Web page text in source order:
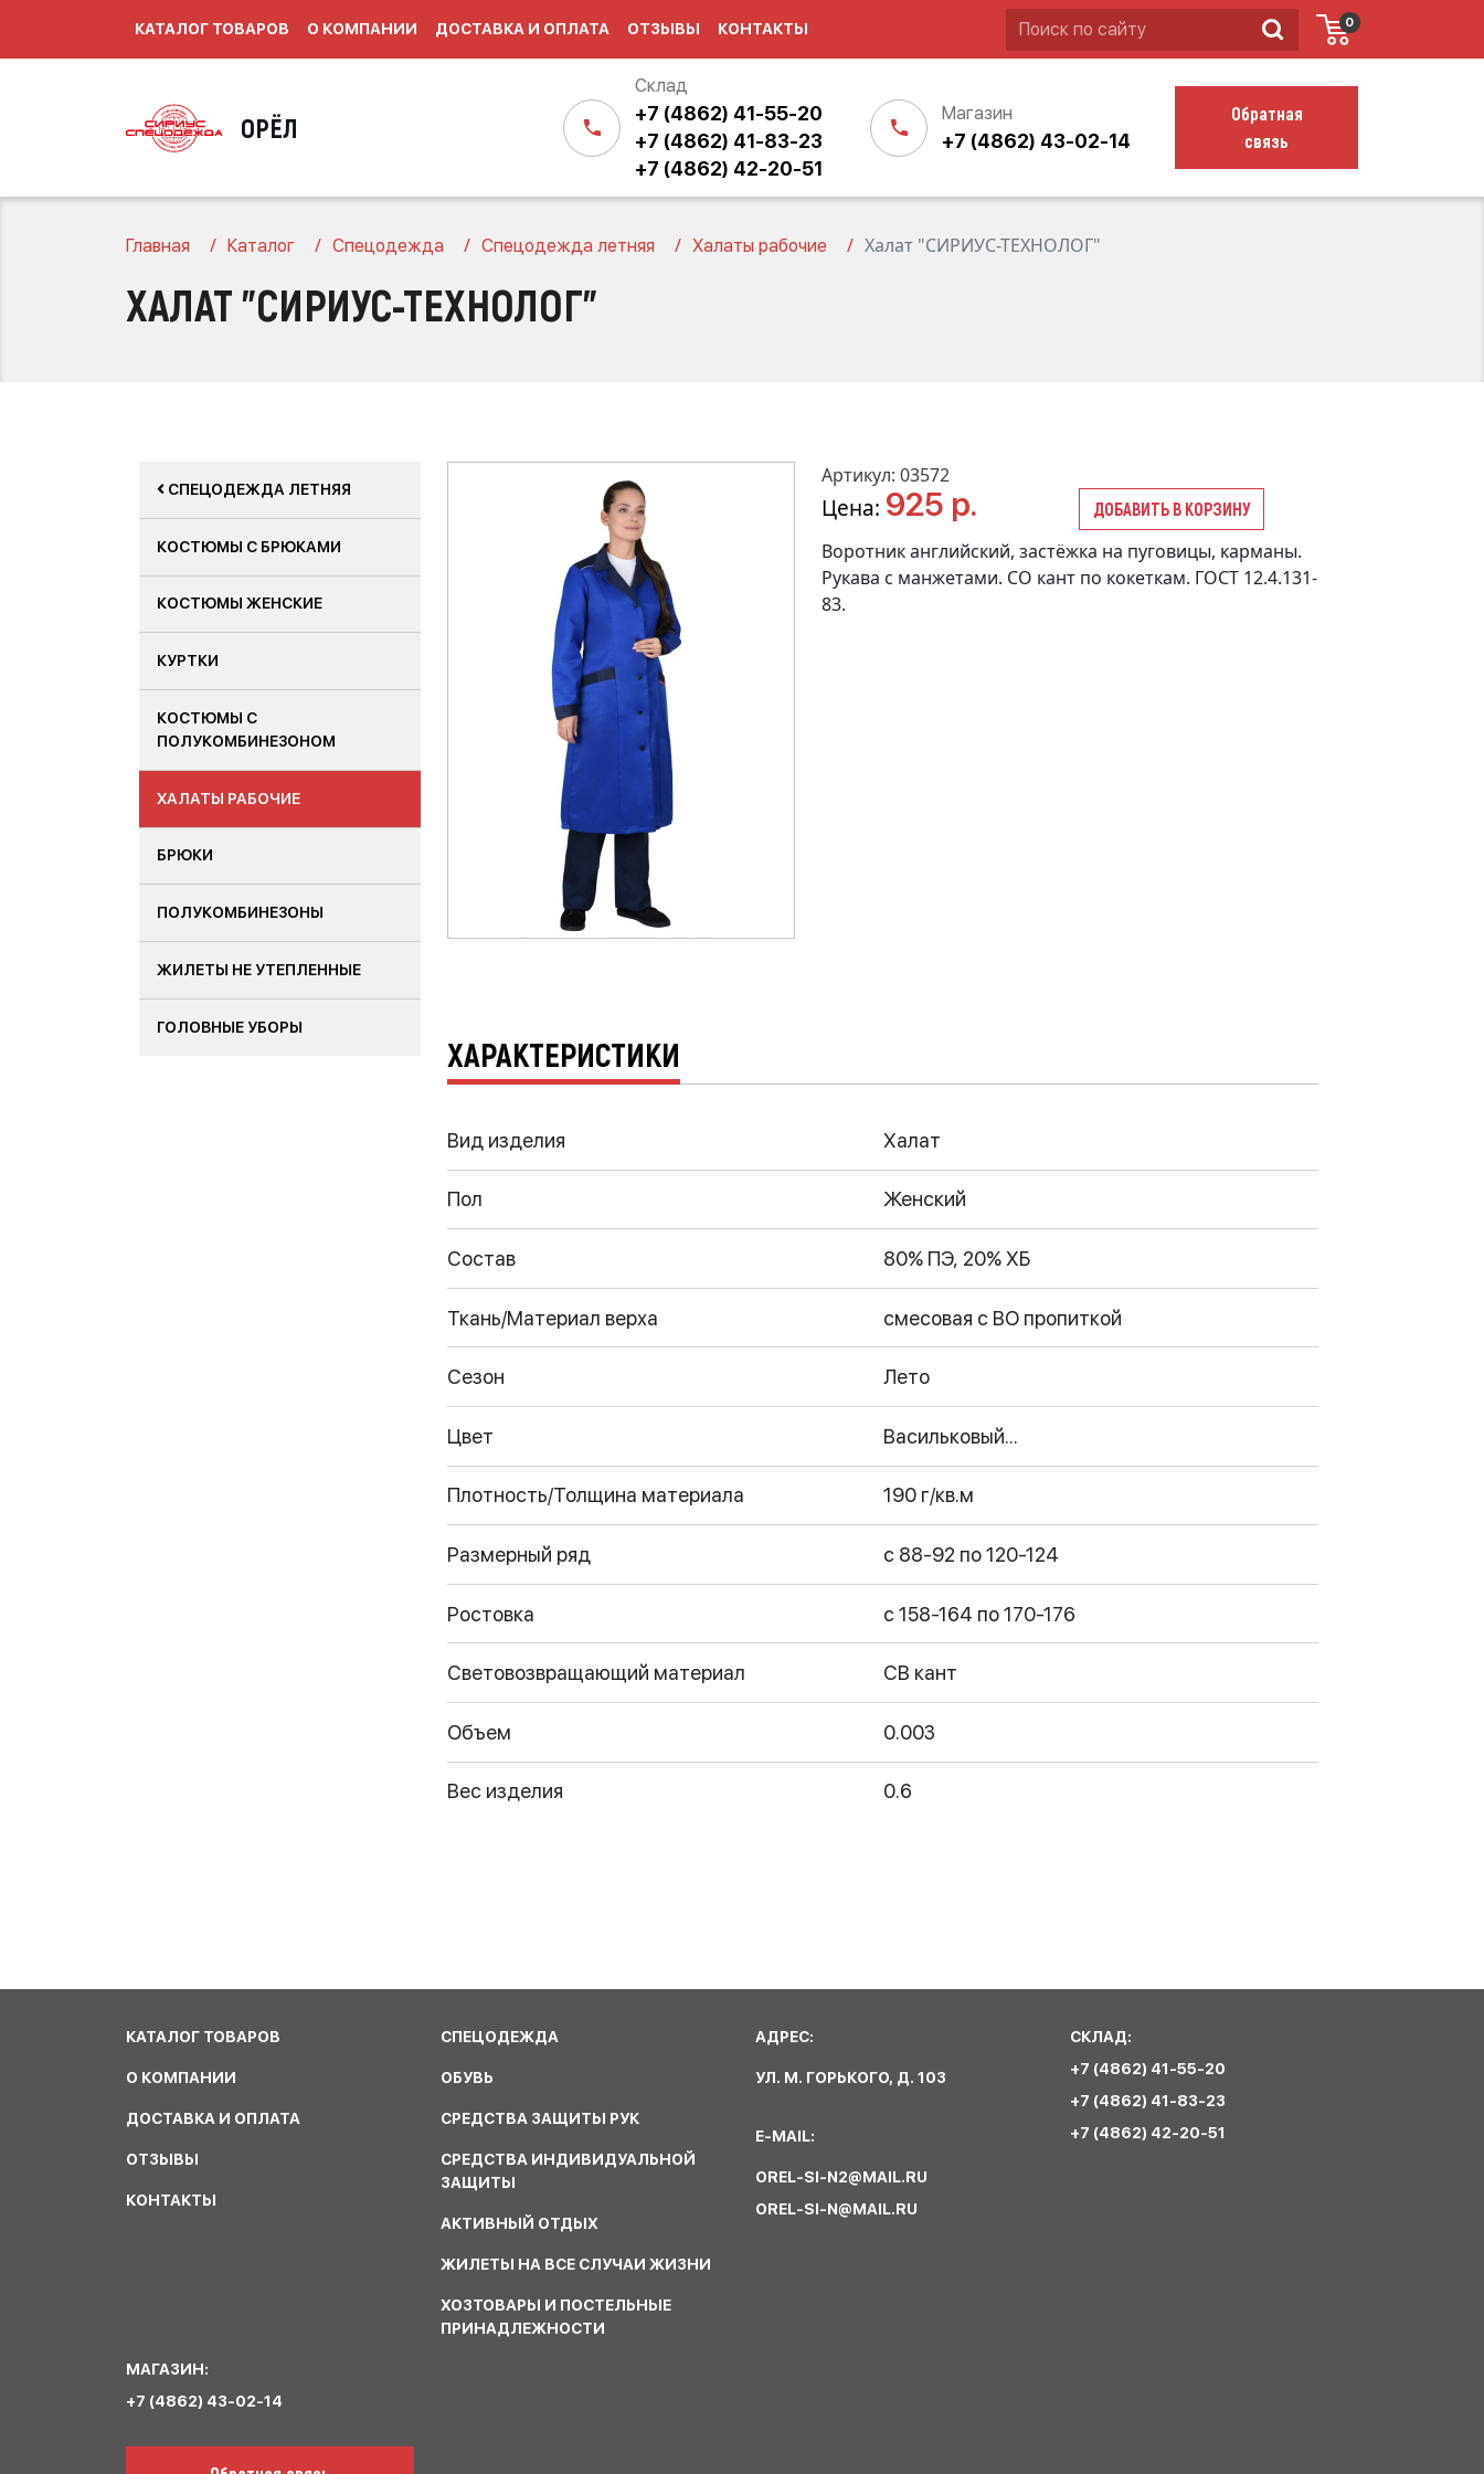
КАТАЛОГ ТОВАРОВ О КОМПАНИИ ДОСТАВКА И ОПЛАТА ОТЗЫВЫ КОНТАКТЫ 0
ОРЁЛ
Склад
+7 (4862) 41-55-20
+7 (4862) 41-83-23
+7 (4862) 42-20-51
Магазин
+7 (4862) 43-02-14
Обратная
связь
Главная Каталог Спецодежда Спецодежда летняя Халаты рабочие Халат "СИРИУС-ТЕХНОЛОГ"
ХАЛАТ "СИРИУС-ТЕХНОЛОГ"
СПЕЦОДЕЖДА ЛЕТНЯЯ
КОСТЮМЫ С БРЮКАМИ
КОСТЮМЫ ЖЕНСКИЕ
КУРТКИ
КОСТЮМЫ С
ПОЛУКОМБИНЕЗОНОМ
ХАЛАТЫ РАБОЧИЕ
БРЮКИ
ПОЛУКОМБИНЕЗОНЫ
ЖИЛЕТЫ НЕ УТЕПЛЕННЫЕ
ГОЛОВНЫЕ УБОРЫ
Артикул: 03572
Цена: 925 р. ДОБАВИТЬ В КОРЗИНУ
Воротник английский, застёжка на пуговицы, карманы.
Рукава с манжетами. СО кант по кокеткам. ГОСТ 12.4.131-
83.
ХАРАКТЕРИСТИКИ
Вид изделия Халат
Пол Женский
Состав 80% ПЭ, 20% ХБ
Ткань/Материал верха смесовая с ВО пропиткой
Сезон Лето
Цвет Васильковый...
Плотность/Толщина материала 190 г/кв.м
Размерный ряд с 88-92 по 120-124
Ростовка с 158-164 по 170-176
Световозвращающий материал СВ кант
Объем 0.003
Вес изделия 0.6
КАТАЛОГ ТОВАРОВ
О КОМПАНИИ
ДОСТАВКА И ОПЛАТА
ОТЗЫВЫ
КОНТАКТЫ
СПЕЦОДЕЖДА
ОБУВЬ
СРЕДСТВА ЗАЩИТЫ РУК
СРЕДСТВА ИНДИВИДУАЛЬНОЙ
ЗАЩИТЫ
АКТИВНЫЙ ОТДЫХ
ЖИЛЕТЫ НА ВСЕ СЛУЧАИ ЖИЗНИ
ХОЗТОВАРЫ И ПОСТЕЛЬНЫЕ
ПРИНАДЛЕЖНОСТИ
АДРЕС:
УЛ. М. ГОРЬКОГО, Д. 103
E-MAIL:
OREL-SI-N2@MAIL.RU
OREL-SI-N@MAIL.RU
СКЛАД:
+7 (4862) 41-55-20
+7 (4862) 41-83-23
+7 (4862) 42-20-51
МАГАЗИН:
+7 (4862) 43-02-14